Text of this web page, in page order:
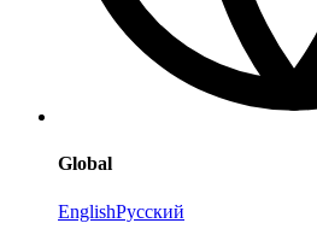
Global
EnglishРусский